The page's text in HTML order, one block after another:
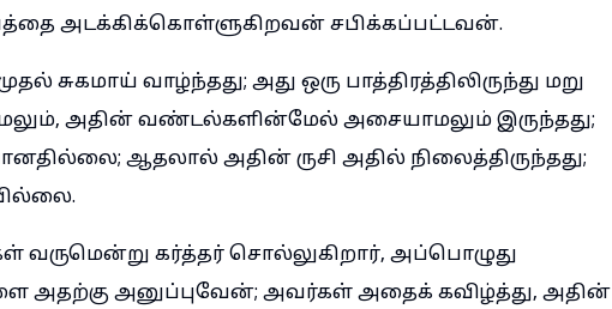
அடக்கிக்கொள்ளுகிறவன் சபிக்கப்பட்டவன்.
சுகமாய் வாழ்ந்தது; அது ஒரு பாத்திரத்திலிருந்து மறு
அதின் வண்டல்களின்மேல் அசையாமலும் இருந்தது;
ஆதலால் அதின் ருசி அதில் நிலைத்திருந்தது;
கர்த்தர் சொல்லுகிறார், அப்பொழுது
அதற்கு அனுப்புவேன்; அவர்கள் அதைக் கவிழ்த்து, அதின்